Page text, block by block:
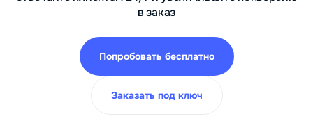
в заказ
Попробовать бесплатно
Заказать под ключ